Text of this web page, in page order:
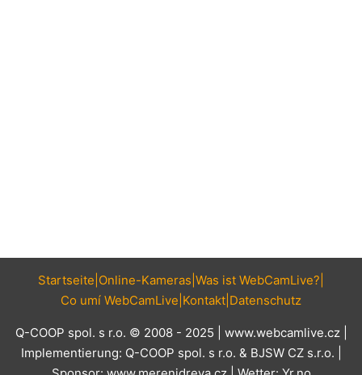
Startseite Online-Kameras Was ist WebCamLive?
Co umí WebCamLive Kontakt Datenschutz
Q-COOP spol. s r.o. © 2008 - 2025 | www.webcamlive.cz|
Implementierung: Q-COOP spol. s r.o. & BJSW CZ s.r.o.